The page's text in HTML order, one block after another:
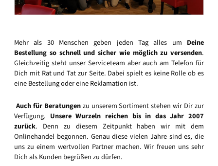
Mehr als 30 Menschen geben jeden Tag alles um Deine
Bestellung so schnell und sicher wie möglich zu versenden.
Gleichzeitig steht unser Serviceteam aber auch am Telefon für
Dich mit Rat und Tat zur Seite. Dabei spielt es keine Rolle ob es
eine Bestellung oder eine Reklamation ist.
Auch für Beratungenzu unserem Sortiment stehen wir Dir zur
Verfügung. Unsere Wurzeln reichen bis in das Jahr 2007
zurück. Denn zu diesem Zeitpunkt haben wir mit dem
Onlinehandel begonnen. Genau diese vielen Jahre sind es, die
uns zu einem wertvollen Partner machen. Wir freuen uns sehr
Dich als Kunden begrüßen zu dürfen.